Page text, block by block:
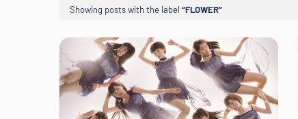
Showing posts with the label FLOWER